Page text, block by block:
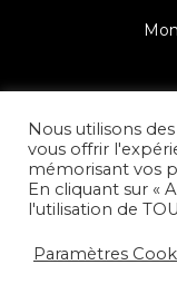
Nous utilisons
vous offrir
mémorisant vos
En cliquant sur «
l'utilisation de
Paramètres